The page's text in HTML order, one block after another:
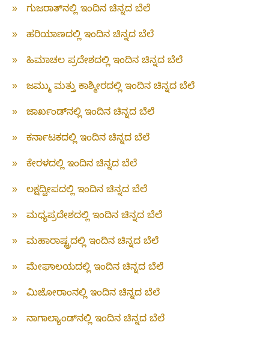
»
ಗುಜರಾತ್‌ನಲ್ಲಿ ಇಂದಿನ ಚಿನ್ನದ ಬೆಲೆ
»
ಹರಿಯಾಣದಲ್ಲಿ ಇಂದಿನ ಚಿನ್ನದ ಬೆಲೆ
»
ಹಿಮಾಚಲ ಪ್ರದೇಶದಲ್ಲಿ ಇಂದಿನ ಚಿನ್ನದ ಬೆಲೆ
»
ಜಮ್ಮು ಮತ್ತು ಕಾಶ್ಮೀರದಲ್ಲಿ ಇಂದಿನ ಚಿನ್ನದ ಬೆಲೆ
»
ಜಾರ್ಖಂಡ್‌ನಲ್ಲಿ ಇಂದಿನ ಚಿನ್ನದ ಬೆಲೆ
»
ಕರ್ನಾಟಕದಲ್ಲಿ ಇಂದಿನ ಚಿನ್ನದ ಬೆಲೆ
»
ಕೇರಳದಲ್ಲಿ ಇಂದಿನ ಚಿನ್ನದ ಬೆಲೆ
»
ಲಕ್ಷದ್ವೀಪದಲ್ಲಿ ಇಂದಿನ ಚಿನ್ನದ ಬೆಲೆ
»
ಮಧ್ಯಪ್ರದೇಶದಲ್ಲಿ ಇಂದಿನ ಚಿನ್ನದ ಬೆಲೆ
»
ಮಹಾರಾಷ್ಟ್ರದಲ್ಲಿ ಇಂದಿನ ಚಿನ್ನದ ಬೆಲೆ
»
ಮೇಘಾಲಯದಲ್ಲಿ ಇಂದಿನ ಚಿನ್ನದ ಬೆಲೆ
»
ಮಿಜೋರಾಂನಲ್ಲಿ ಇಂದಿನ ಚಿನ್ನದ ಬೆಲೆ
»
ನಾಗಾಲ್ಯಾಂಡ್‌ನಲ್ಲಿ ಇಂದಿನ ಚಿನ್ನದ ಬೆಲೆ